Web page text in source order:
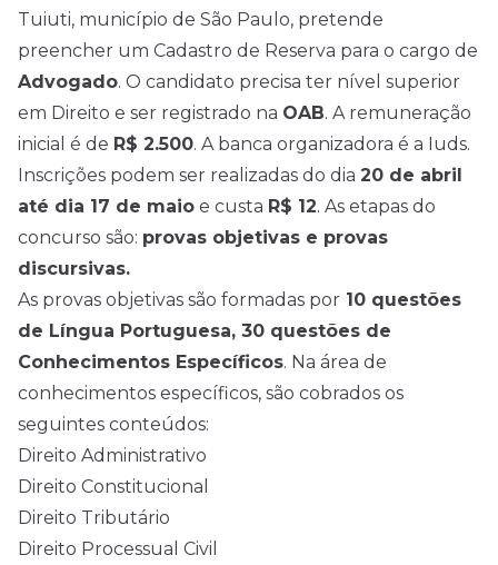
Tuiuti, município de São Paulo, pretende
preencher um Cadastro de Reserva para o cargo de
Advogado. O candidato precisa ter nível superior
em Direito e ser registrado na OAB. A remuneração
inicial é de R$ 2.500. A banca organizadora é a Iuds.
Inscrições podem ser realizadas do dia 20 de abril
até dia 17 de maio e custa R$ 12. As etapas do
concurso são: provas objetivas e provas
discursivas.
As provas objetivas são formadas por 10 questões
de Língua Portuguesa, 30 questões de
Conhecimentos Específicos. Na área de
conhecimentos específicos, são cobrados os
seguintes conteúdos:
Direito Administrativo
Direito Constitucional
Direito Tributário
Direito Processual Civil